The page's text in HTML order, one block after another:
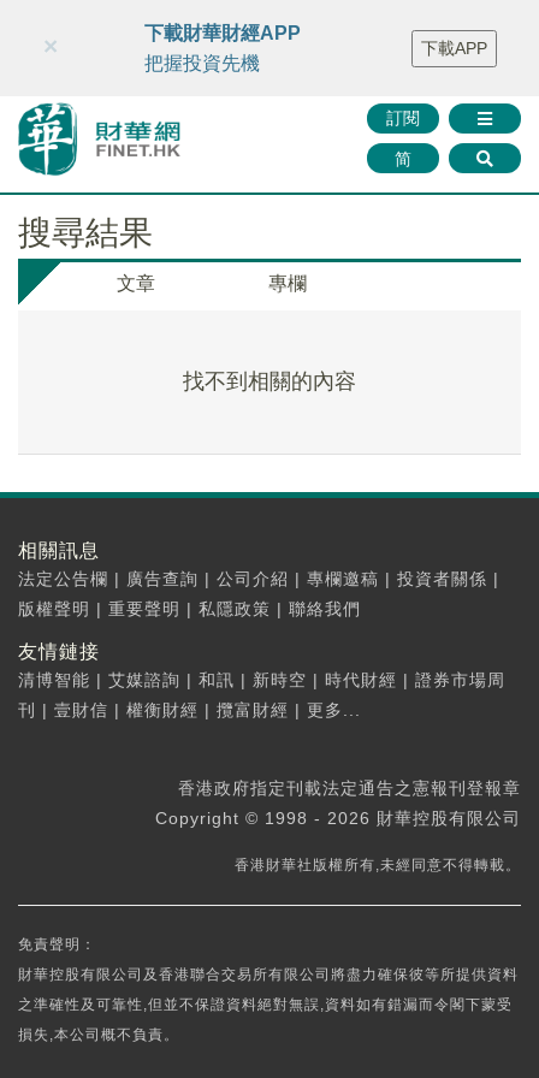
財華智庫網 FINTV FINMETA 財華證券 媒體矩陣
智庫沙龍
聯絡我們
訂閱
简
×
下載財華財經APP
把握投資先機
下載APP
搜尋結果
文章 專欄
找不到相關的內容
相關訊息
法定公告欄 | 廣告查詢 | 公司介紹 | 專欄邀稿 | 投資者關係 |
版權聲明 | 重要聲明 | 私隱政策 | 聯絡我們
友情鏈接
清博智能 | 艾媒諮詢 | 和訊 | 新時空 | 時代財經 | 證券市場周
刊
| 壹財信 | 權衡財經 | 攬富財經 | 更多...
香港政府指定刊載法定通告之憲報刊登報章
Copyright © 1998 - 2026 財華控股有限公司
香港財華社版權所有,未經同意不得轉載。
免責聲明：
財華控股有限公司及香港聯合交易所有限公司將盡力確保彼等所提供資料
之準確性及可靠性,但並不保證資料絕對無誤,資料如有錯漏而令閣下蒙受
損失,本公司概不負責。